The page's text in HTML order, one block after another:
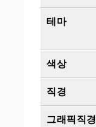
테마
색상
직경
그래픽직경